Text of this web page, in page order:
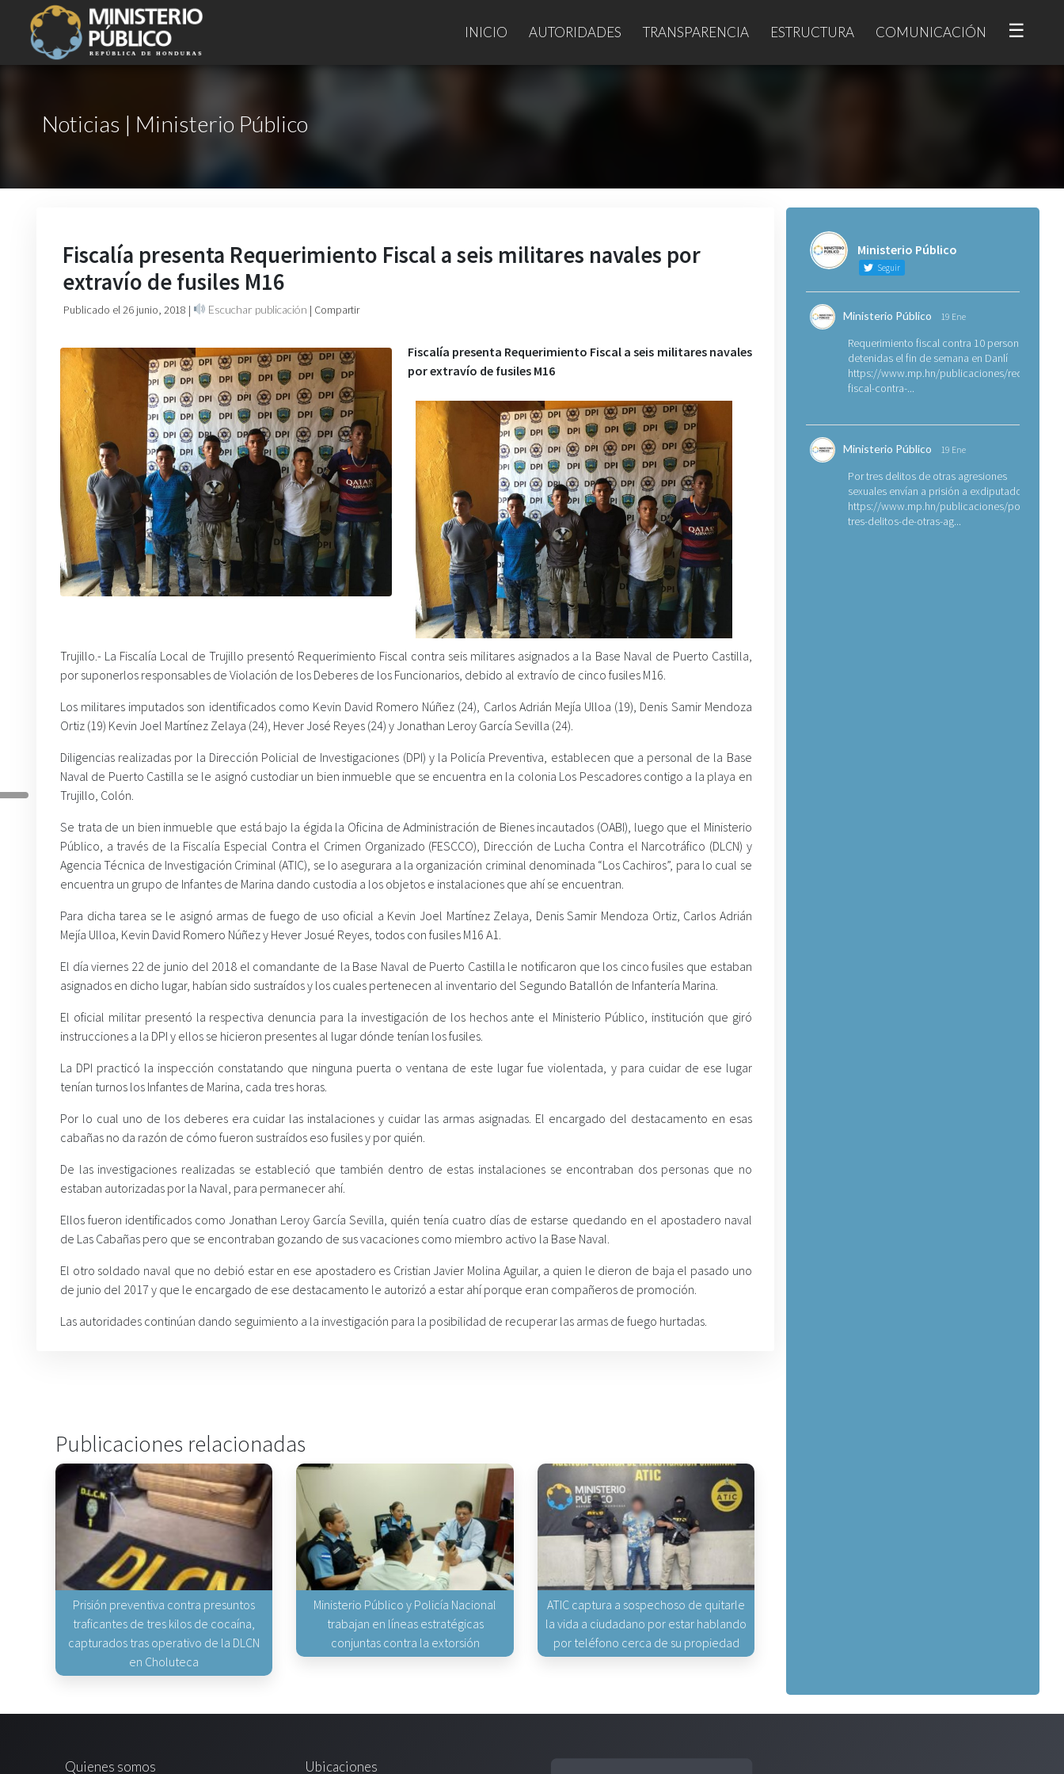
INICIO AUTORIDADES TRANSPARENCIA ESTRUCTURA COMUNICACIÓN ☰
Noticias | Ministerio Público
Fiscalía presenta Requerimiento Fiscal a seis militares navales por
extravío de fusiles M16
Publicado el 26 junio, 2018 | Escuchar publicación | Compartir
Fiscalía presenta Requerimiento Fiscal a seis militares navales
por extravío de fusiles M16
Trujillo.- La Fiscalía Local de Trujillo presentó Requerimiento Fiscal contra seis militares asignados a la Base Naval de Puerto Castilla,
por suponerlos responsables de Violación de los Deberes de los Funcionarios, debido al extravío de cinco fusiles M16.
Los militares imputados son identificados como Kevin David Romero Núñez (24), Carlos Adrián Mejía Ulloa (19), Denis Samir Mendoza
Ortiz (19) Kevin Joel Martínez Zelaya (24), Hever José Reyes (24) y Jonathan Leroy García Sevilla (24).
Diligencias realizadas por la Dirección Policial de Investigaciones (DPI) y la Policía Preventiva, establecen que a personal de la Base
Naval de Puerto Castilla se le asignó custodiar un bien inmueble que se encuentra en la colonia Los Pescadores contigo a la playa en
Trujillo, Colón.
Se trata de un bien inmueble que está bajo la égida la Oficina de Administración de Bienes incautados (OABI), luego que el Ministerio
Público, a través de la Fiscalía Especial Contra el Crimen Organizado (FESCCO), Dirección de Lucha Contra el Narcotráfico (DLCN) y
Agencia Técnica de Investigación Criminal (ATIC), se lo asegurara a la organización criminal denominada “Los Cachiros”, para lo cual se
encuentra un grupo de Infantes de Marina dando custodia a los objetos e instalaciones que ahí se encuentran.
Para dicha tarea se le asignó armas de fuego de uso oficial a Kevin Joel Martínez Zelaya, Denis Samir Mendoza Ortiz, Carlos Adrián
Mejía Ulloa, Kevin David Romero Núñez y Hever Josué Reyes, todos con fusiles M16 A1.
El día viernes 22 de junio del 2018 el comandante de la Base Naval de Puerto Castilla le notificaron que los cinco fusiles que estaban
asignados en dicho lugar, habían sido sustraídos y los cuales pertenecen al inventario del Segundo Batallón de Infantería Marina.
El oficial militar presentó la respectiva denuncia para la investigación de los hechos ante el Ministerio Público, institución que giró
instrucciones a la DPI y ellos se hicieron presentes al lugar dónde tenían los fusiles.
La DPI practicó la inspección constatando que ninguna puerta o ventana de este lugar fue violentada, y para cuidar de ese lugar
tenían turnos los Infantes de Marina, cada tres horas.
Por lo cual uno de los deberes era cuidar las instalaciones y cuidar las armas asignadas. El encargado del destacamento en esas
cabañas no da razón de cómo fueron sustraídos eso fusiles y por quién.
De las investigaciones realizadas se estableció que también dentro de estas instalaciones se encontraban dos personas que no
estaban autorizadas por la Naval, para permanecer ahí.
Ellos fueron identificados como Jonathan Leroy García Sevilla, quién tenía cuatro días de estarse quedando en el apostadero naval
de Las Cabañas pero que se encontraban gozando de sus vacaciones como miembro activo la Base Naval.
El otro soldado naval que no debió estar en ese apostadero es Cristian Javier Molina Aguilar, a quien le dieron de baja el pasado uno
de junio del 2017 y que le encargado de ese destacamento le autorizó a estar ahí porque eran compañeros de promoción.
Las autoridades continúan dando seguimiento a la investigación para la posibilidad de recuperar las armas de fuego hurtadas.
Publicaciones relacionadas
Prisión preventiva contra presuntos
traficantes de tres kilos de cocaína,
capturados tras operativo de la DLCN
en Choluteca
Ministerio Público y Policía Nacional
trabajan en líneas estratégicas
conjuntas contra la extorsión
ATIC captura a sospechoso de quitarle
la vida a ciudadano por estar hablando
por teléfono cerca de su propiedad
Ministerio Público
Seguir
Ministerio Público 19 Ene
Requerimiento fiscal contra 10 personas
detenidas el fin de semana en Danlí
https://www.mp.hn/publicaciones/
fiscal-contra-...
Ministerio Público 19 Ene
Por tres delitos de otras agresiones
sexuales envían a prisión a exdiputado
https://www.mp.hn/publicaciones/por-
tres-delitos-de-otras-ag...
Quienes somos Ubicaciones